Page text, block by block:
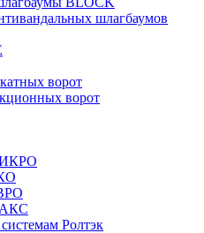
шлагбаумов
ворот
ворот
Ролтэк